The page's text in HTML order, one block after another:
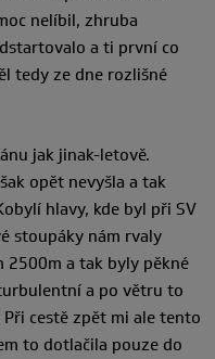
nelíbil, zhruba
a ti první co
tedy ze dne rozlišné
jak jinak-letově.
opět nevyšla a tak
hlavy, kde byl při SV
stoupáky nám rvaly
2500m a tak byly pěkné
a po větru to
cestě zpět mi ale tento
to dotlačila pouze do